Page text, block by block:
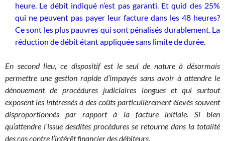
heure. Le débit indiqué n’est pas garanti. Et quid des 25%
qui ne peuvent pas payer leur facture dans les 48 heures?
Ce sont les plus pauvres qui sont pénalisés durablement. La
réduction de débit étant appliquée sans limite de durée.
En second lieu, ce dispositif est le seul de nature à désormais
permettre une gestion rapide d’impayés sans avoir à attendre le
dénouement de procédures judiciaires longues et qui surtout
exposent les intéressés à des coûts particulièrement élevés souvent
disproportionnés par rapport à la facture initiale. Si bien
qu’attendre l’issue desdites procédures se retourne dans la totalité
des cas contre l’intérêt financier des débiteurs.